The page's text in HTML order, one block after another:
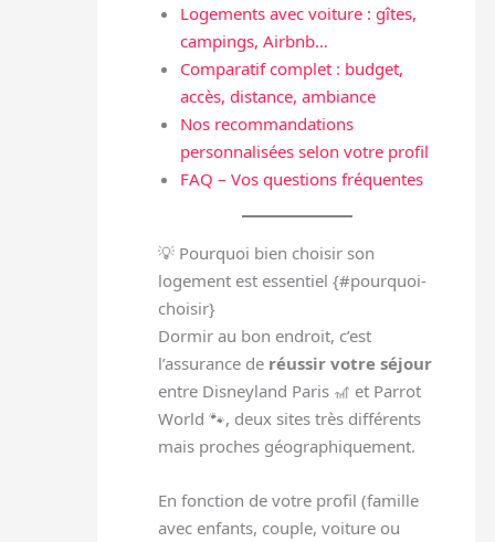
Logements avec voiture : gîtes,
campings, Airbnb…
Comparatif complet : budget,
accès, distance, ambiance
Nos recommandations
personnalisées selon votre profil
FAQ – Vos questions fréquentes
💡 Pourquoi bien choisir son
logement est essentiel {#pourquoi-
choisir}
Dormir au bon endroit, c’est
l’assurance de réussir votre séjour
entre Disneyland Paris 🎢 et Parrot
World 🐾, deux sites très différents
mais proches géographiquement.
En fonction de votre profil (famille
avec enfants, couple, voiture ou